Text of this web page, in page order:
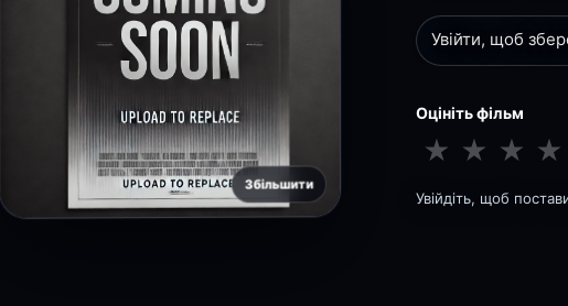
Збільшити
Увійти, щоб
Оцініть фільм
★ ★ ★ ★
Увійдіть, щоб